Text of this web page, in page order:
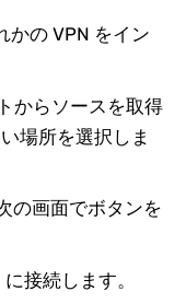
かの VPN をイン
からソースを取得
場所を選択しま
の画面でボタンを
接続します。